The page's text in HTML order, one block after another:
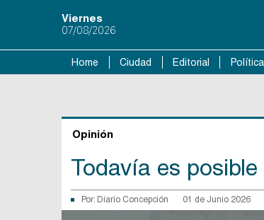
Viernes
07/08/2026
Home Ciudad Editorial Política
Opinión
Todavía es
Por: Diario Concepción 01 de Junio 2026